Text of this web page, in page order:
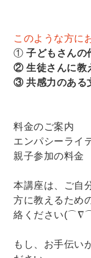
このような方に
①子どもさんの
② 生徒さんに教
③ 共感力のある
料金のご案内
エンパシーライ
親子参加の料金
本講座は、ご自
方に教えるため
絡ください
もし、お手伝い